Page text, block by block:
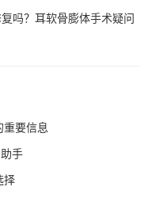
吗？耳软骨膨体手术疑问
重要信息
手
择